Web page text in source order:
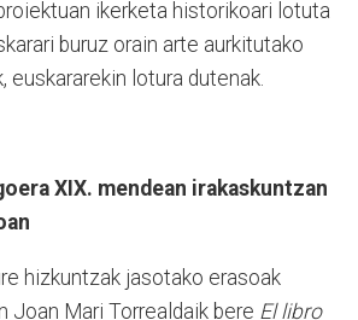
ikerketa historikoari lotuta
buruz orain arte aurkitutako
euskararekin lotura dutenak.
XIX. mendean irakaskuntzan
hizkuntzak jasotako erasoak
Joan Mari Torrealdaik bere El libro